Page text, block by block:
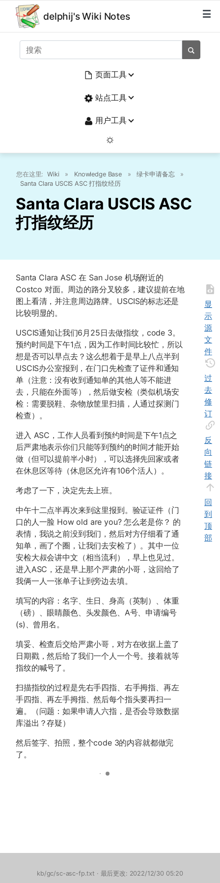
delphij's Wiki Notes
页面工具
站点工具
用户工具
您在这里: Wiki » Knowledge Base » 绿卡申请备忘
»
Santa Clara USCIS ASC 打指纹经历
Santa Clara USCIS ASC
打指纹经历
Santa Clara ASC 在 San Jose 机场附近的
Costco 对面。周边的路分叉较多，建议提前在地
图上看清，并注意周边路牌。USCIS的标志还是
比较明显的。
USCIS通知让我们6月25日去做指纹，code 3。
预约时间是下午1点，因为工作时间比较忙，所以
想是否可以早点去？这么想着于是早上八点半到
USCIS办公室报到，在门口先检查了证件和通知
单（注意：没有收到通知单的其他人等不能进
去，只能在外面等），然后做安检（类似机场安
检：需要脱鞋、杂物放筐里扫描，人通过探测门
检查）。
进入 ASC，工作人员看到预约时间是下午1点之
后严肃地表示你们只能等到预约的时间才能开始
做（但可以提前半小时），可以选择先回家或者
在休息区等待（休息区允许有106个活人）。
考虑了一下，决定先去上班。
中午十二点半再次来到这里报到。验证证件（门
口的人一脸 How old are you? 怎么老是你？ 的
表情，我说之前没到我们，然后对方仔细看了通
知单，画了个圈，让我们去安检了）。其中一位
安检大叔会讲中文（相当流利），早上也见过。
进入ASC，还是早上那个严肃的小哥，这回给了
我俩一人一张单子让到旁边去填。
填写的内容：名字、生日、身高（英制）、体重
（磅）、眼睛颜色、头发颜色、A号、申请编号
(s)、曾用名。
填妥、检查后交给严肃小哥，对方在收据上盖了
日期戳，然后给了我们一个人一个号。接着就等
指纹的喊号了。
扫描指纹的过程是先右手四指、右手拇指、再左
手四指、再左手拇指、然后每个指头要再扫一
遍。（问题：如果申请人六指，是否会导致数据
库溢出？存疑）
然后签字、拍照，整个code 3的内容就都做完
了。
显
示
源
文
件
过
去
修
订
反
向
链
接
回
到
顶
部
kb/gc/sc-asc-fp.txt · 最后更改: 2022/12/30 05:20